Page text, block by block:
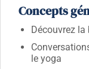
Concepts
Découvrez
le yoga